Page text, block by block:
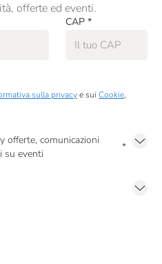
offerte ed eventi.
CAP *
sulla privacye sui Cookie,
offerte, comunicazioni
su eventi
*
in caso di consenso prestato ai